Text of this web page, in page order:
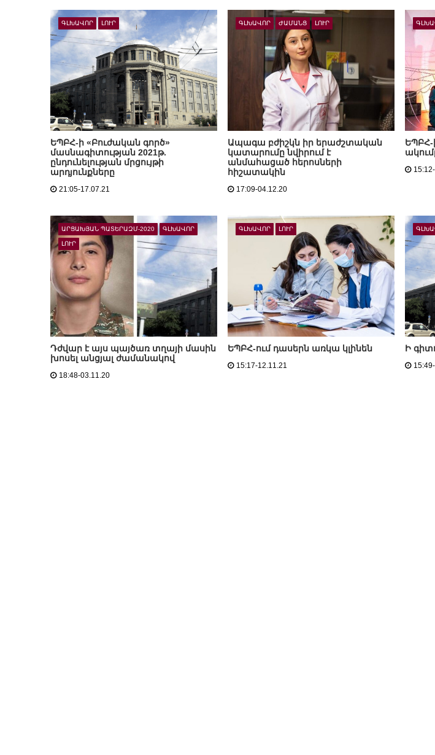
ԳԼԽԱՎՈՐ ԼՈՒՐ
ԵՊԲՀ-ի «Բուժական գործ»
մասնագիտության 2021թ.
ընդունելության մրցույթի
արդյունքները
21:05-17.07.21
ԳԼԽԱՎՈՐ ԺԱՄԱՆՑ ԼՈՒՐ
Ապագա բժիշկն իր երաժշտական
կատարումը նվիրում է
անմահացած հերոսների
հիշատակին
17:09-04.12.20
ԱՐՑԱԽՅԱՆ ՊԱՏԵՐԱԶՄ-2020 ԳԼԽԱՎՈՐ
ԼՈՒՐ
Դժվար է այս պայծառ տղայի մասին
խոսել անցյալ ժամանակով
18:48-03.11.20
ԳԼԽԱՎՈՐ ԼՈՒՐ
ԵՊԲՀ-ում դասերն առկա կլինեն
15:17-12.11.21
Ի